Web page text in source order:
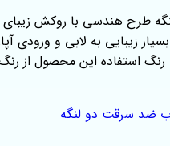
طرح هندسی با روکش
زیبایی به لابی و ورودی
استفاده این محصول از
ضد سرقت دو لنگه